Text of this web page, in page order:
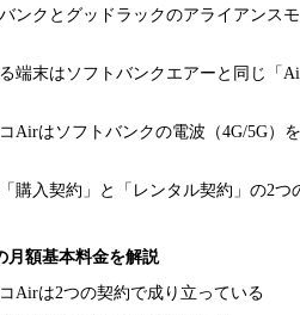
ンクとグッドラックのアライアンス
端末はソフトバンクエアーと同じ「
Airはソフトバンクの電波（4G/5G）
購入契約」と「レンタル契約」の2つ
月額基本料金を解説
Airは2つの契約で成り立っている